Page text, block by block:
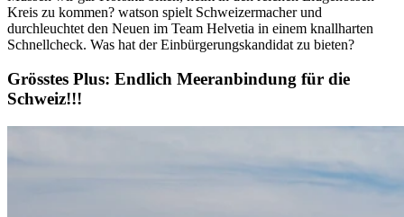
Kreis zu kommen? watson spielt Schweizermacher und
durchleuchtet den Neuen im Team Helvetia in einem knallharten
Schnellcheck. Was hat der Einbürgerungskandidat zu bieten?
Grösstes Plus: Endlich Meeranbindung für die
Schweiz!!!